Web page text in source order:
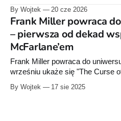
Image Comics z malowanymi
By Wojtek 20 cze 2026
Frank Miller powraca
– pierwsza od dekad
McFarlane’em
Frank Miller powraca do
wrześniu ukaże się "The Curse
dwiema wariantowymi
wspólną pracą z Toddem
By Wojtek 17 sie 2025